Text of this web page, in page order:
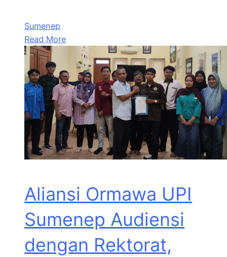
Sumenep
Read More
Aliansi Ormawa UPI
Sumenep Audiensi
dengan Rektorat,